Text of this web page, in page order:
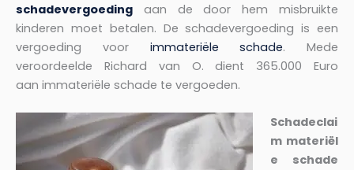
schadevergoeding aan de door hem misbruikte
kinderen moet betalen. De schadevergoeding is een
vergoeding voor immateriële schade. Mede
veroordeelde Richard van O. dient 365.000 Euro
aan immateriële schade te vergoeden.
Schadeclai
m materiël
e schade